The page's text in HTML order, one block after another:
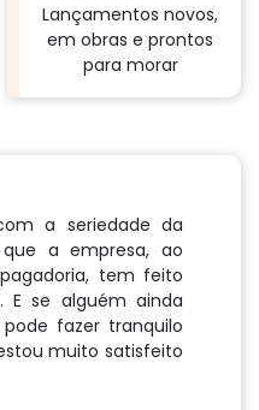
Lançamentos novos,
em obras e prontos
para morar
a seriedade da
a empresa, ao
tem feito
E se alguém ainda
fazer tranquilo
muito satisfeito